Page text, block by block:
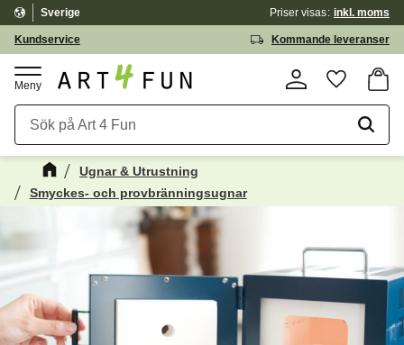
Meny
Kundservice Kommande leveranser
Sverige Priser visas inkl. moms
Ugnar & Utrustning
Smyckes- och provbränningsugnar